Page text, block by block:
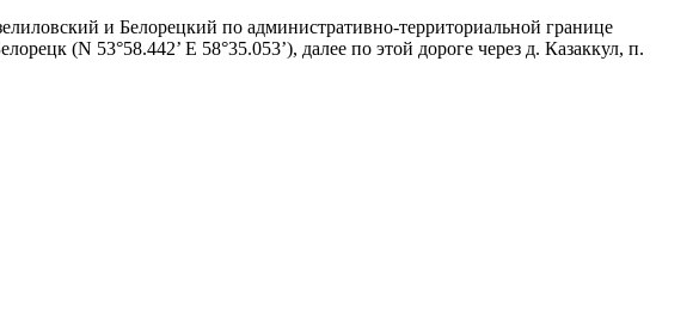
и Белорецкий по административно-территориальной границе
(N 53°58.442’ Е 58°35.053’), далее по этой дороге через д. Казаккул, п.